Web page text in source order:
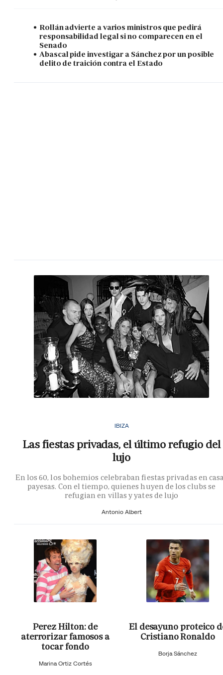
Rollán advierte a varios ministros que pedirá
responsabilidad legal si no comparecen en el
Senado
Abascal pide investigar a Sánchez por un posible
delito de traición contra el Estado
IBIZA
Las fiestas privadas, el último refugio del
lujo
En los 60, los bohemios celebraban fiestas privadas en
payesas. Con el tiempo, quienes huyen de los clubs se
refugian en villas y yates de lujo
Antonio Albert
Perez Hilton: de
aterrorizar famosos a
tocar fondo
Marina Ortiz Cortés
El desayuno proteico
Cristiano Ronaldo
Borja Sánchez